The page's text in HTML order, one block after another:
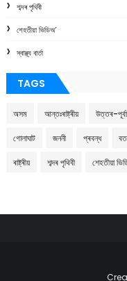
শব্দৰ পৃথিবী
শেহতীয়া ভিডিঅ’
স্বাস্থ্য বাৰ্তা
TAGS
অসম আন্তঃৰাষ্ট্ৰীয় উত্তৰ-
গোলাঘাট জননী প্ৰবন্ধ
ৰাষ্ট্ৰীয় শব্দৰ পৃথিবী শেহতীয়া